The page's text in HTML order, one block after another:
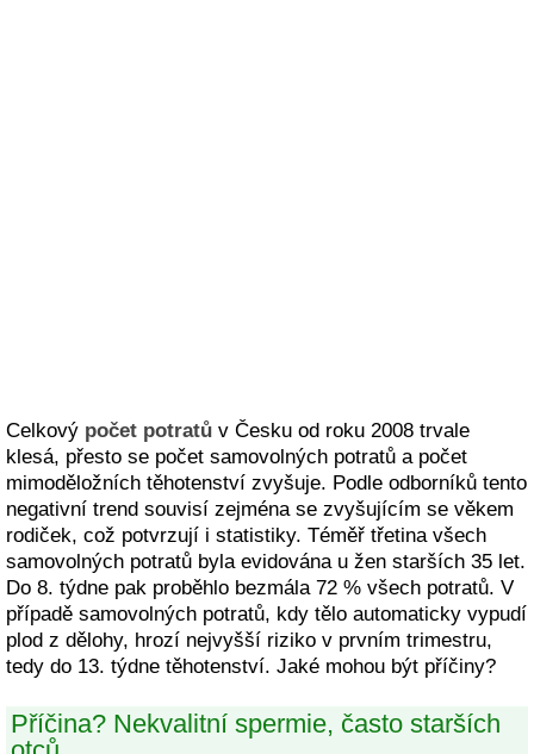
Celkový počet potratů v Česku od roku 2008 trvale
klesá, přesto se počet samovolných potratů a počet
mimoděložních těhotenství zvyšuje. Podle odborníků tento
negativní trend souvisí zejména se zvyšujícím se věkem
rodiček, což potvrzují i statistiky. Téměř třetina všech
samovolných potratů byla evidována u žen starších 35 let.
Do 8. týdne pak proběhlo bezmála 72 % všech potratů. V
případě samovolných potratů, kdy tělo automaticky vypudí
plod z dělohy, hrozí nejvyšší riziko v prvním trimestru,
tedy do 13. týdne těhotenství. Jaké mohou být příčiny?
Příčina? Nekvalitní spermie, často starších